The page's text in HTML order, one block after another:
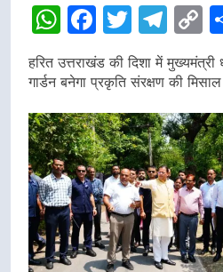
WhatsApp
हरित उत्तराखंड की दिशा में
गार्डन बनेगा प्रकृति संरक्षण की मिसाल